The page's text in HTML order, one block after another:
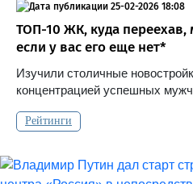
ТОП-10 ЖК, куда
если у вас его еще нет*
Изучили столичные
концентрацией успешных
Рейтинги
25-02-2026 18:08